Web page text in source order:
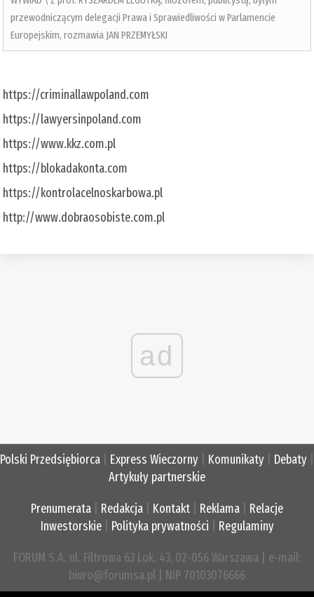
przewodniczącym delegacji Prawa i Sprawiedliwości w Parlamencie
Europejskim, rozmawia JAN PRZEMYŁSKI
https://criminallawpoland.com
https://lawyersinpoland.com
https://www.kkz.com.pl
https://blokadakonta.com
https://kontrolacelnoskarbowa.pl
http://www.dobraosobiste.com.pl
ad
Polski Przedsiębiorca Express Wieczorny Komunikaty Debaty
Artykuły partnerskie
Prenumerata Redakcja Kontakt Reklama
Relacje
Inwestorskie| Polityka prywatności Regulaminy
FORUM S.A. ul. Filtrowa 63 Lok. 43, 02-056 Warszawa | e-mail:
biuro@forumsa.pl | NIP 70103076666